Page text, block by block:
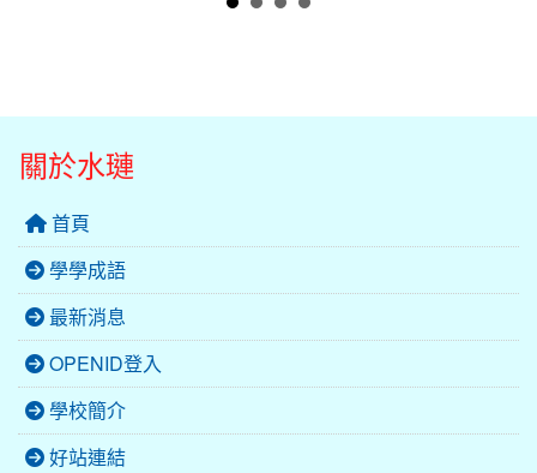
關於水璉
首頁
學學成語
最新消息
OPENID登入
學校簡介
好站連結